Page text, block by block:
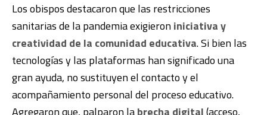
Los obispos destacaron que las restricciones
sanitarias de la pandemia exigieroniniciativa y
creatividad de la comunidad educativa. Si bien las
tecnologías y las plataformas han significado una
gran ayuda, no sustituyen el contacto y el
acompañamiento personal del proceso educativo.